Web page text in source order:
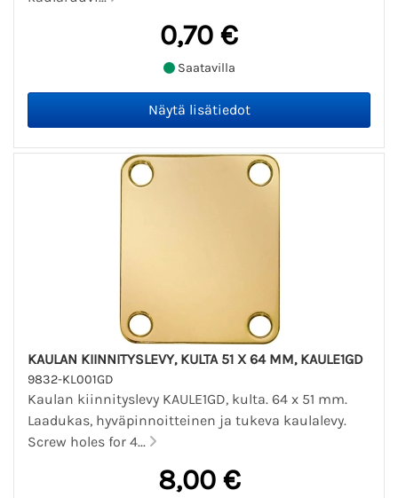
0,70 €
Saatavilla
KAULAN KIINNITYSLEVY, KULTA 51 X 64 MM, KAULE1GD
9832-KL001GD
Kaulan kiinnityslevy KAULE1GD, kulta. 64 x 51 mm.
Laadukas, hyväpinnoitteinen ja tukeva kaulalevy.
Screw holes for 4...
8,00 €